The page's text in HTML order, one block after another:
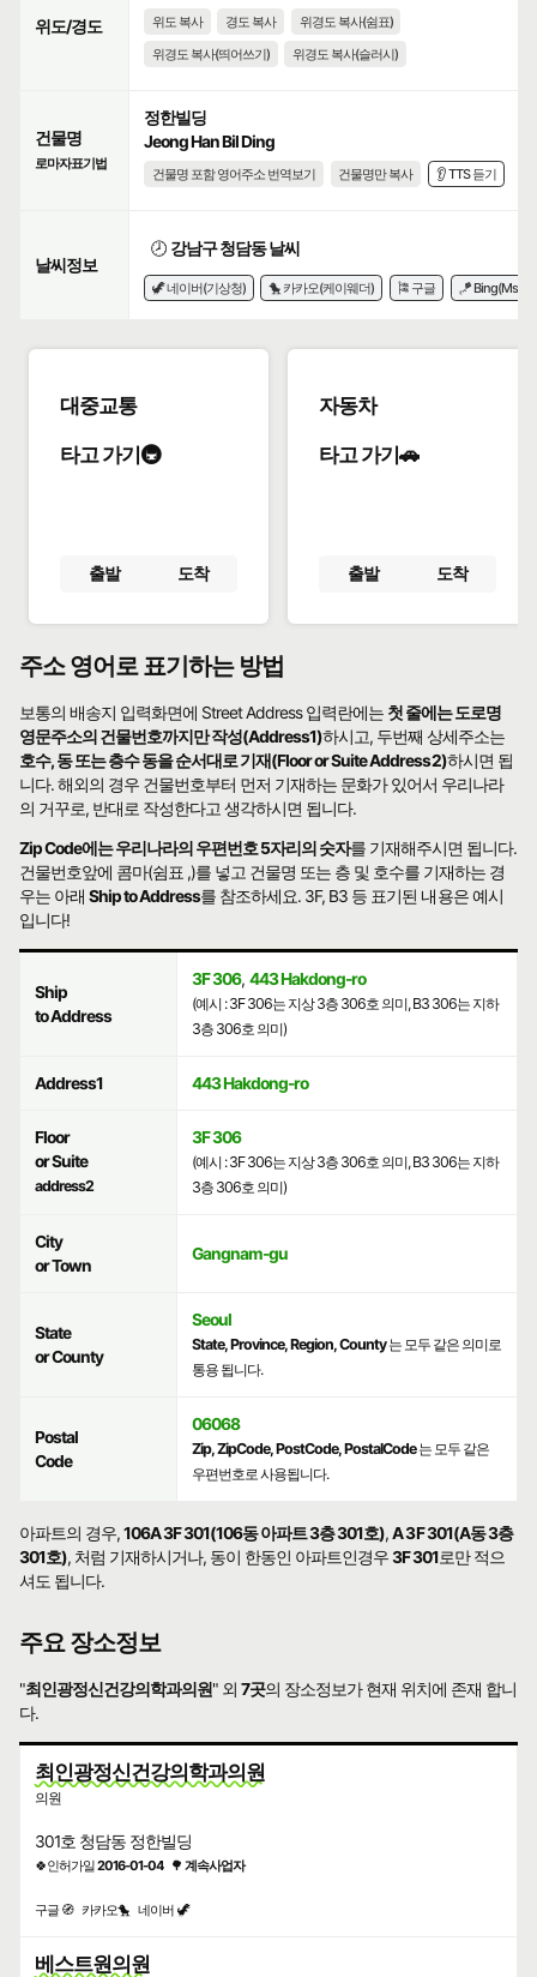
위도/경도 위도 복사 경도 복사
위경도 복사(쉼표)
위경도 복사(띄어쓰기)
위경도 복사(슬러시)
건물명
로마자표기법
정한빌딩
Jeong Han Bil Ding
건물명 포함 영어주소 번역보기 건물명만 복사 👂 TTS 듣기
날씨정보
🕗 강남구 청담동 날씨
🦖 네이버(기상청) 🐤 카카오(케이웨더) 🎏 구글 🪁 Bing(Msn)
대중교통
타고 가기🚇
출발 도착
자동차
타고 가기🚗
출발 도착
주소 영어로 표기하는 방법
보통의 배송지 입력화면에 Street Address 입력란에는 첫 줄에는 도로명
영문주소의 건물번호까지만 작성(Address1)하시고, 두번째 상세주소는
호수, 동 또는 층수 동을 순서대로 기재(Floor or Suite Address2)하시면 됩
니다. 해외의 경우 건물번호부터 먼저 기재하는 문화가 있어서 우리나라
의 거꾸로, 반대로 작성한다고 생각하시면 됩니다.
Zip Code에는 우리나라의 우편번호 5자리의 숫자를 기재해주시면 됩니다.
건물번호앞에 콤마(쉼표 ,)를 넣고 건물명 또는 층 및 호수를 기재하는 경
우는 아래Ship to Address를 참조하세요. 3F, B3 등 표기된 내용은 예시
입니다!
Ship
to Address
3F 306, 443 Hakdong-ro
(예시 : 3F 306는 지상 3층 306호 의미, B3 306는 지하
3층 306호 의미)
Address1 443 Hakdong-ro
Floor
or Suite
address2
3F 306
(예시 : 3F 306는 지상 3층 306호 의미, B3 306는 지하
3층 306호 의미)
City
or Town
Gangnam-gu
State
or County
Seoul
State, Province, Region, County는 모두 같은 의미로
통용 됩니다.
Postal
Code
06068
Zip, ZipCode, PostCode, PostalCode는 모두 같은
우편번호로 사용됩니다.
아파트의 경우,106A 3F 301(106동 아파트 3층 301호),A 3F 301(A동 3층
301호), 처럼 기재하시거나, 동이 한동인 아파트인경우3F 301로만 적으
셔도 됩니다.
주요 장소정보
"최인광정신건강의학과의원" 외7곳의 장소정보가 현재 위치에 존재 합니
다.
최인광정신건강의학과의원
의원
301호 청담동 정한빌딩
🍀인허가일2016-01-04 🌳 계속사업자
구글 🧭 카카오🐤 네이버 🦖
베스트원의원